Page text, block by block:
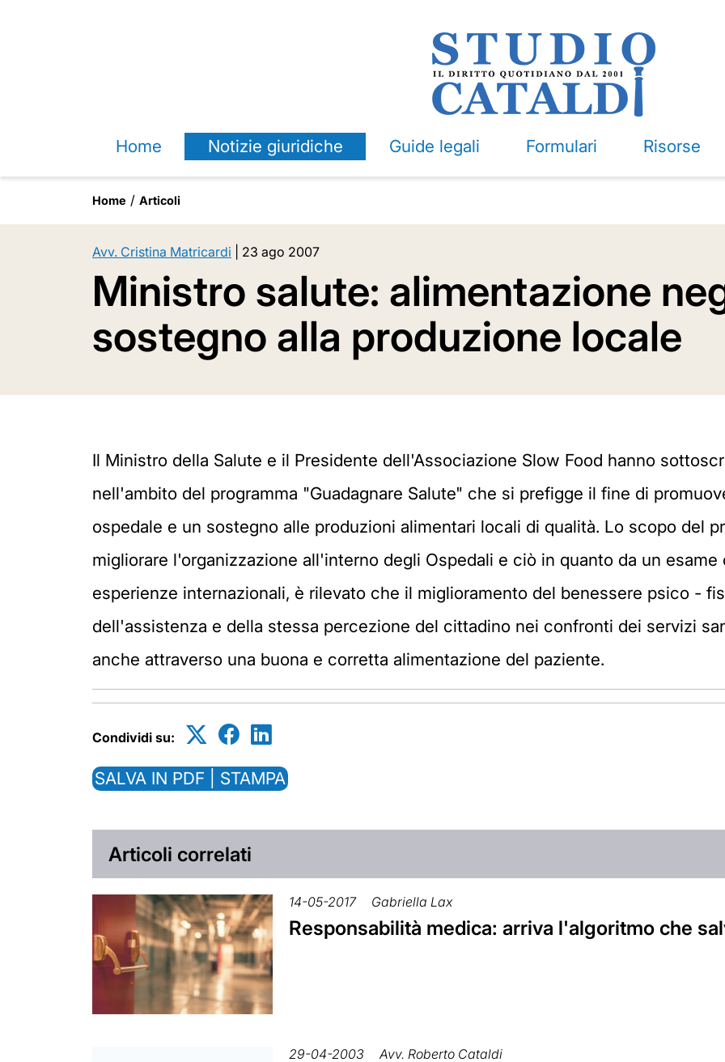
Home Notizie giuridiche Guide legali Formulari Risorse
Home Articoli
Avv. Cristina Matricardi 23 ago 2007
Ministro salute: alimentazione
sostegno alla produzione locale
Il Ministro della Salute e il Presidente dell'Associazione Slow Food hanno
nell'ambito del programma "Guadagnare Salute" che si prefigge il fine di
ospedale e un sostegno alle produzioni alimentari locali di qualità. Lo scopo del
migliorare l'organizzazione all'interno degli Ospedali e ciò in quanto da un
esperienze internazionali, è rilevato che il miglioramento del benessere psico -
dell'assistenza e della stessa percezione del cittadino nei confronti dei servizi
anche attraverso una buona e corretta alimentazione del paziente.
Condividi su:
SALVA IN PDF | STAMPA
Articoli correlati
14-05-2017 Gabriella Lax
Responsabilità medica: arriva l'algoritmo che
29-04-2003 Avv. Roberto Cataldi